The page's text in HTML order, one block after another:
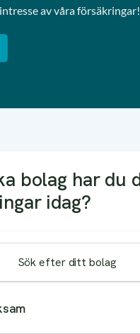
av våra försäkringar!